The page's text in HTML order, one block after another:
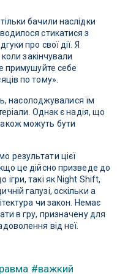
бачили наслідки
стикатися з
про свої дії. Я
закінчували
примушуйте себе
по тому».
насолоджувалися їм
Однак є надія, що
можуть бути
результати цієї
це дійсно призведе до
такі як Night Shift,
галузі, оскільки а
чи закон. Немає
в гру, призначену для
від неї.
#важкий